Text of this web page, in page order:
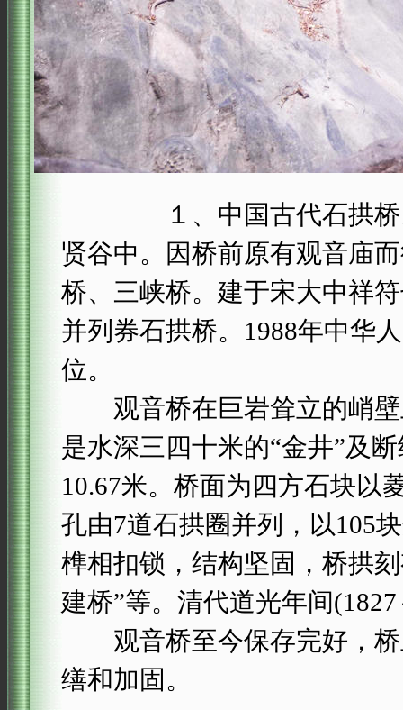
１、中国古代石拱桥。
贤谷中。因桥前原有观音庙
桥、三峡桥。建于宋大中祥
并列券石拱桥。1988年中华
位。
观音桥在巨岩耸立的峭壁
是水深三四十米的“金井”及
10.67米。桥面为四方石块以
孔由7道石拱圈并列，以105
榫相扣锁，结构坚固，桥拱
建桥”等。清代道光年间
观音桥至今保存完好，桥
缮和加固。